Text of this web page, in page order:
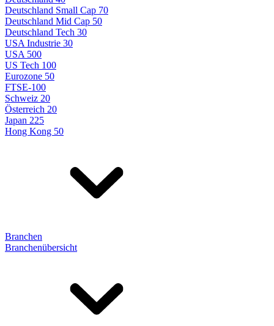
Deutschland Small Cap 70
Deutschland Mid Cap 50
Deutschland Tech 30
USA Industrie 30
USA 500
US Tech 100
Eurozone 50
FTSE-100
Schweiz 20
Österreich 20
Japan 225
Hong Kong 50
Branchen
Branchenübersicht